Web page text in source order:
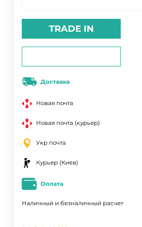
TRADE IN
Доставка
Новая почта
Новая почта (курьер)
Укр почта
Курьер (Киев)
Оплата
Наличный и безналичный расчет